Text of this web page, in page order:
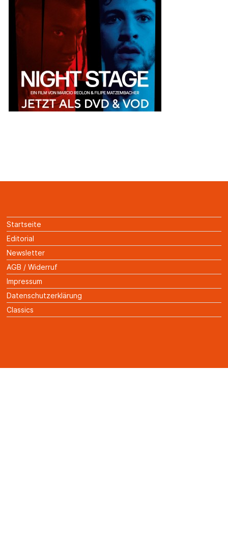
Startseite
Editorial
Newsletter
AGB / Widerruf
Impressum
Datenschutzerklärung
Classics